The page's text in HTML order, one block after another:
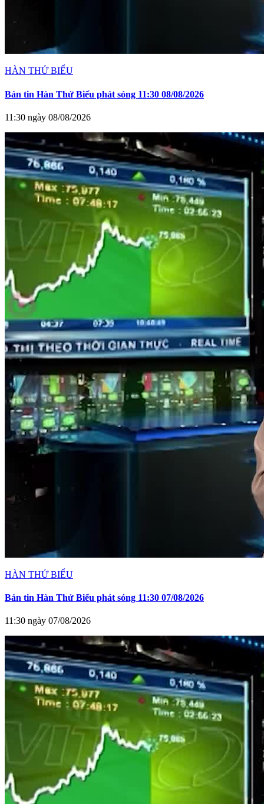
HÀN THỬ BIỂU
Bản tin Hàn Thử Biểu phát sóng 11:30 08/08/2026
11:30 ngày 08/08/2026
HÀN THỬ BIỂU
Bản tin Hàn Thử Biểu phát sóng 11:30 07/08/2026
11:30 ngày 07/08/2026